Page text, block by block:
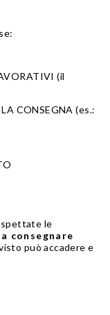
(il
CONSEGNA (es.:
le
consegnare
può accadere e